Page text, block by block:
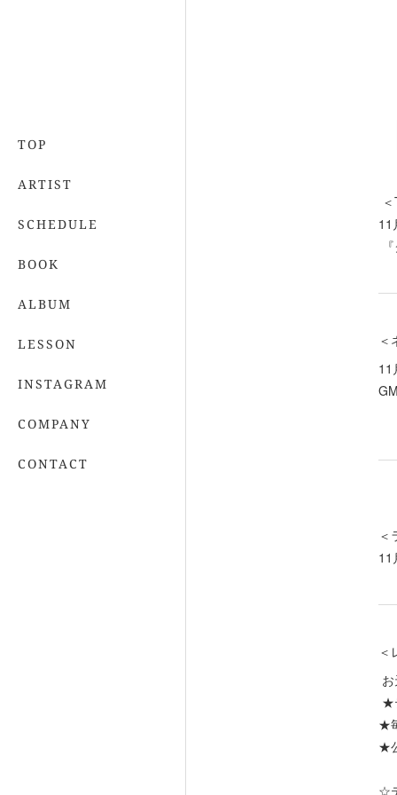
TOP
ARTIST
SCHEDULE
BOOK
ALBUM
LESSON
INSTAGRAM
COMPANY
CONTACT
11
＜
11
＜
11
＜
★
★
★
☆